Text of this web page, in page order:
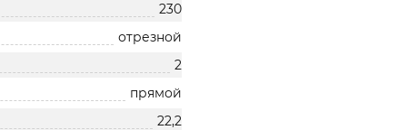
230
отрезной
2
прямой
22,2